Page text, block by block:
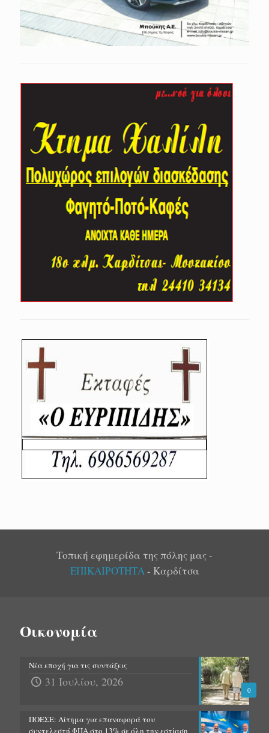
Τοπική εφημερίδα της πόλης μας -
ΕΠΙΚΑΙΡΟΤΗΤΑ- Καρδίτσα
Οικονομία
0
Νέα εποχή για τις συντάξεις
31 Ιουλίου, 2026
ΠΟΕΣΕ: Αίτημα για επαναφορά του
συντελεστή ΦΠΑ στο 13% σε όλη την εστίαση